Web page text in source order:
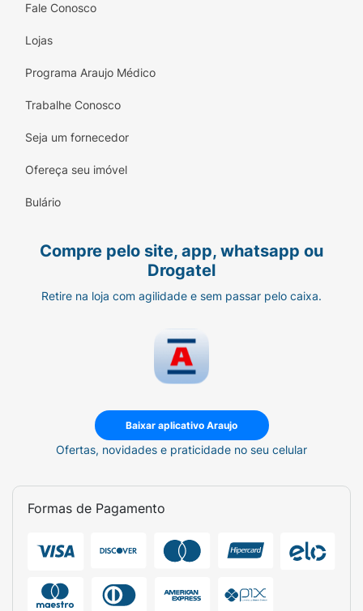
Fale Conosco
Lojas
Programa Araujo Médico
Trabalhe Conosco
Seja um fornecedor
Ofereça seu imóvel
Bulário
Compre pelo site, app, whatsapp ou
Drogatel
Retire na loja com agilidade e sem passar pelo caixa.
Baixar aplicativo Araujo
Ofertas, novidades e praticidade no seu celular
Formas de Pagamento